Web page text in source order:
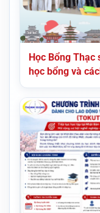
Học Bổng
học bổng và